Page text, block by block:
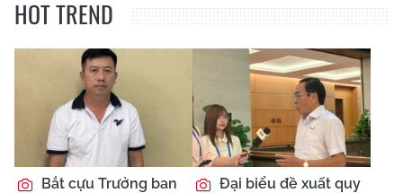
HOT TREND
Bắt cựu Trưởng ban
Đại biểu đề xuất quy